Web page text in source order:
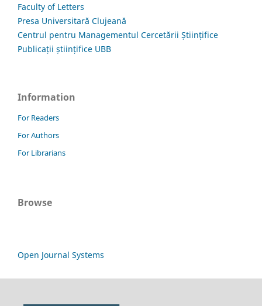
Faculty of Letters
Presa Universitară Clujeană
Centrul pentru Managementul Cercetării Științifice
Publicații științifice UBB
Information
For Readers
For Authors
For Librarians
Browse
Open Journal Systems